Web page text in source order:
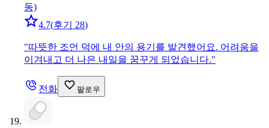
동)
4.7(후기 28)
"따뜻한 조언 덕에 내 안의 용기를 발견했어요. 어려움을
이겨내고 더 나은 내일을 꿈꾸게 되었습니다."
전화 팔로우